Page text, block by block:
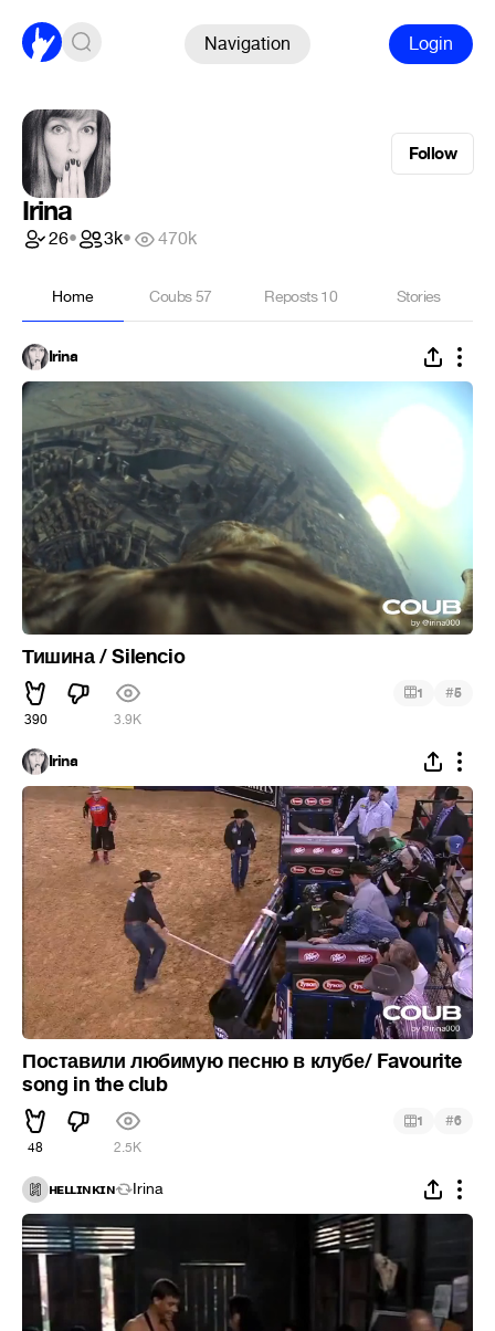
Navigation Login
Follow
Irina
26• 3k• 470k
Home Coubs57 Reposts10 Stories
Irina
Тишина / Silencio
390 3.9K
1 #5
Irina
Поставили любимую песню в клубе/ Favourite
song in the club
48 2.5K
1 #6
ʜᴇʟʟɪɴᴋɪɴ Irina